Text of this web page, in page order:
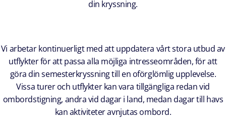
din kryssning.
Vi arbetar kontinuerligt med att uppdatera vårt stora utbud av
utflykter för att passa alla möjliga intresseområden, för att
göra din semesterkryssning till en oförglömlig upplevelse.
Vissa turer och utflykter kan vara tillgängliga redan vid
ombordstigning, andra vid dagar i land, medan dagar till havs
kan aktiviteter avnjutas ombord.